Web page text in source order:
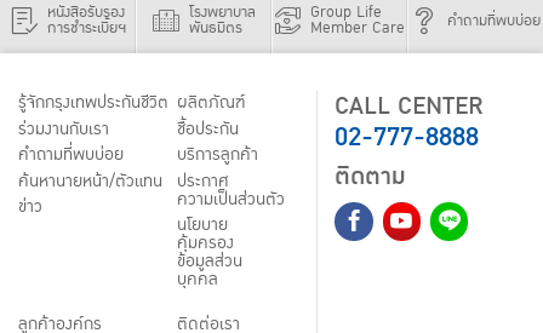
หนังสือรับรอง
การชำระเบี้ยฯ
โรงพยาบาล
พันธมิตร
Group Life
Member Care คำถามที่พบบ่อย
รู้จักกรุงเทพประกันชีวิต
ร่วมงานกับเรา
คำถามที่พบบ่อย
ค้นหานายหน้า/ตัวแทน
ข่าว
ผลิตภัณฑ์
ชื้อประกัน
บริการลูกค้า
ประกาศ
ความเป็นส่วนตัว
นโยบาย
คุ้มครอง
ข้อมูลส่วน
บุคคล
ลูกค้าองค์กร
ติดต่อเรา
CALL CENTER
02-777-8888
ติดตาม